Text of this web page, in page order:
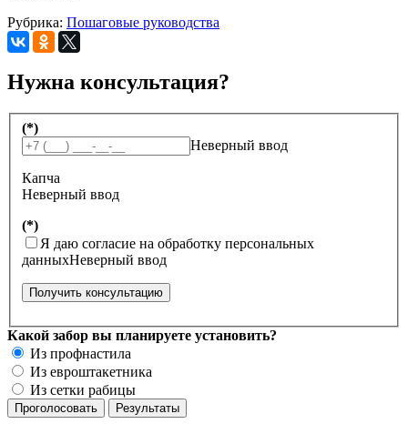
Рубрика: Пошаговые руководства
Нужна консультация?
(*)
Неверный ввод
Капча
Неверный ввод
(*)
Я даю согласие на обработку персональных
данныхНеверный ввод
Получить консультацию
Какой забор вы планируете установить?
Из профнастила
Из евроштакетника
Из сетки рабицы